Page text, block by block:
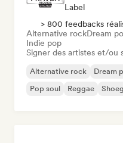
Label
> 800 feedbacks
Alternative rockDream
Indie pop
Signer des artistes et/ou
Alternative rock Dream
Pop soul
Reggae